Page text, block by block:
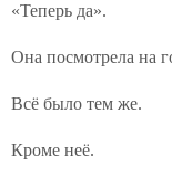
«Теперь да».
Она посмотрела на
Всё было тем же.
Кроме неё.